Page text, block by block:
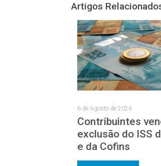
Artigos
6 de Agosto de 2026
Contribuintes
exclusão do ISS
e da Cofins